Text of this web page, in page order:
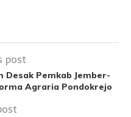
post
Desak Pemkab Jember-
Agraria Pondokrejo